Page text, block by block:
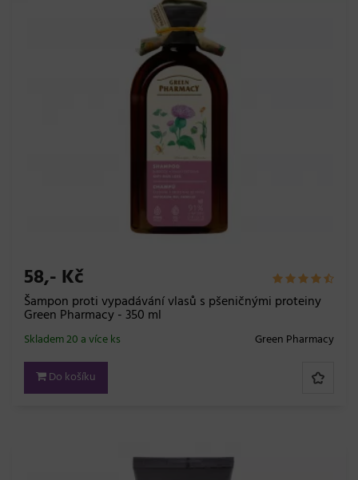
58,- Kč
Šampon proti vypadávání vlasů s pšeničnými proteiny
Green Pharmacy - 350 ml
Green Pharmacy
Skladem 20 a více ks
Do košíku